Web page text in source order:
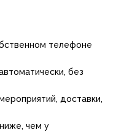
телефоне
без
доставки,
чем у